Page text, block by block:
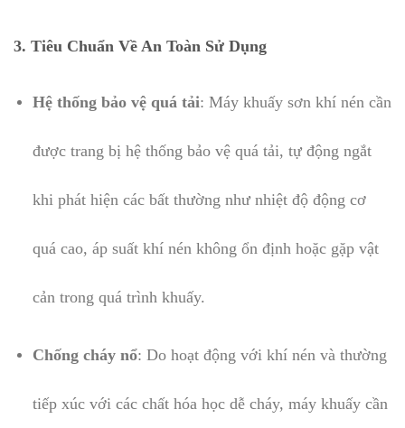
3. Tiêu Chuẩn Về An Toàn Sử Dụng
Hệ thống bảo vệ quá tải: Máy khuấy sơn khí nén cần
được trang bị hệ thống bảo vệ quá tải, tự động ngắt
khi phát hiện các bất thường như nhiệt độ động cơ
quá cao, áp suất khí nén không ổn định hoặc gặp vật
cản trong quá trình khuấy.
Chống cháy nổ: Do hoạt động với khí nén và thường
tiếp xúc với các chất hóa học dễ cháy, máy khuấy cần